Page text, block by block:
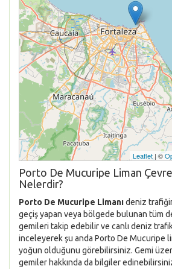
Leaflet | ©
Porto De Mucuripe Liman
Nelerdir?
Porto De Mucuripe Limanıdeniz
geçiş yapan veya bölgede bulunan tüm
gemileri takip edebilir ve canlı deniz
inceleyerek şu anda Porto De Mucuripe
yoğun olduğunu görebilirsiniz. Gemi
gemiler hakkında da bilgiler